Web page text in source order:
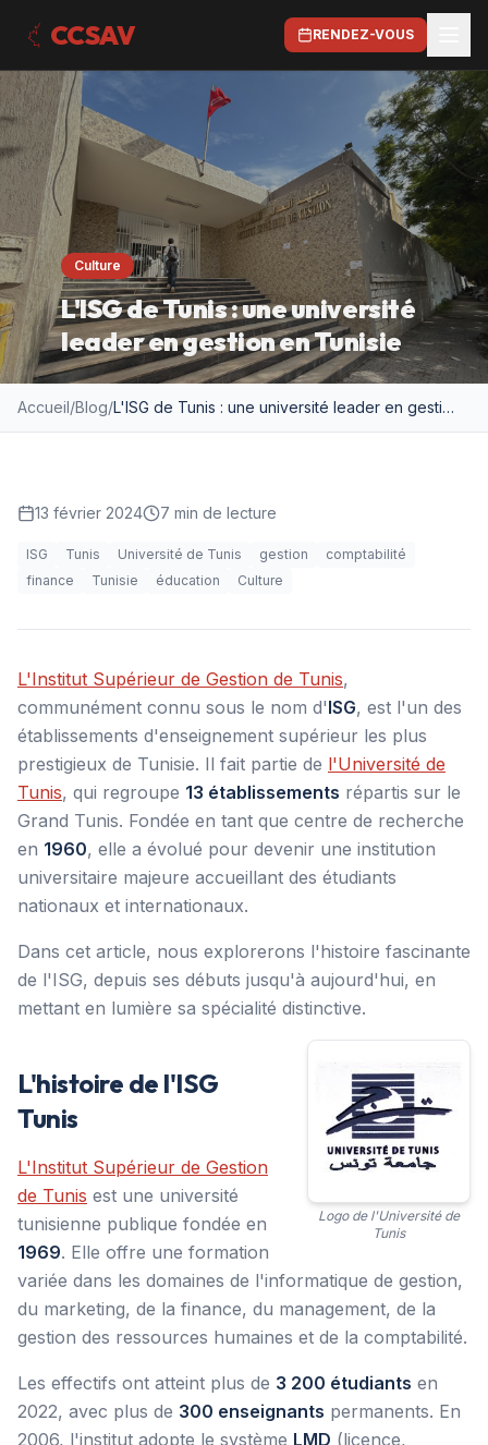
CCSAV RENDEZ-VOUS
Culture
L'ISG de Tunis : une université
leader en gestion en Tunisie
Accueil/Blog/ L'ISG de Tunis : une université leader en gestion en Tunisie
13 février 2024 7 min de lecture
ISG Tunis Université de Tunis gestion
comptabilité
finance
Tunisie éducation Culture
L'Institut Supérieur de Gestion de Tunis,
communément connu sous le nom d'ISG, est l'un des
établissements d'enseignement supérieur les plus
prestigieux de Tunisie. Il fait partie de l'Université de
Tunis, qui regroupe 13 établissements répartis sur le
Grand Tunis. Fondée en tant que centre de recherche
en 1960, elle a évolué pour devenir une institution
universitaire majeure accueillant des étudiants
nationaux et internationaux.
Dans cet article, nous explorerons l'histoire fascinante
de l'ISG, depuis ses débuts jusqu'à aujourd'hui, en
mettant en lumière sa spécialité distinctive.
Logo de l'Université de
Tunis
L'histoire de l'ISG
Tunis
L'Institut Supérieur de Gestion
de Tunis est une université
tunisienne publique fondée en
1969. Elle offre une formation
variée dans les domaines de l'informatique de gestion,
du marketing, de la finance, du management, de la
gestion des ressources humaines et de la comptabilité.
Les effectifs ont atteint plus de 3 200 étudiants en
2022, avec plus de 300 enseignants permanents. En
2006, l'institut adopte le système LMD (licence,